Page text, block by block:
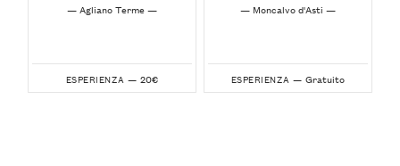
— Agliano Terme —
ESPERIENZA — 20€
— Moncalvo d'Asti —
ESPERIENZA — Gratuito